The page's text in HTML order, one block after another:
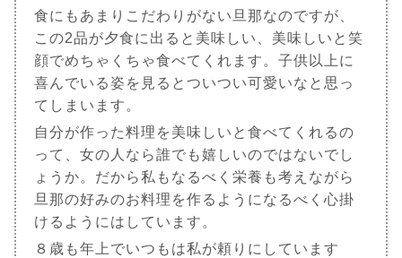
食にもあまりこだわりがない旦那なのですが、
この2品が夕食に出ると美味しい、美味しいと笑
顔でめちゃくちゃ食べてくれます。子供以上に
喜んでいる姿を見るとついつい可愛いなと思っ
てしまいます。
自分が作った料理を美味しいと食べてくれるの
って、女の人なら誰でも嬉しいのではないでし
ょうか。だから私もなるべく栄養も考えながら
旦那の好みのお料理を作るようになるべく心掛
けるようにはしています。
８歳も年上でいつもは私が頼りにしています